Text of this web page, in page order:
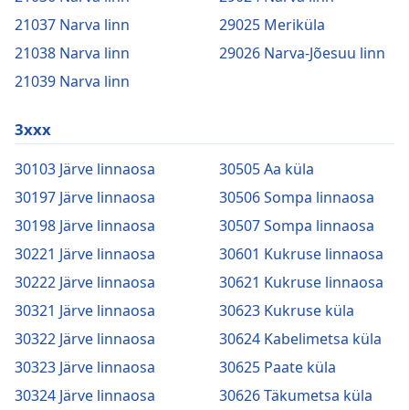
21037 Narva linn
21038 Narva linn
21039 Narva linn
29025 Meriküla
29026 Narva-Jõesuu linn
3xxx
30103 Järve linnaosa
30197 Järve linnaosa
30198 Järve linnaosa
30221 Järve linnaosa
30222 Järve linnaosa
30321 Järve linnaosa
30322 Järve linnaosa
30323 Järve linnaosa
30324 Järve linnaosa
30505 Aa küla
30506 Sompa linnaosa
30507 Sompa linnaosa
30601 Kukruse linnaosa
30621 Kukruse linnaosa
30623 Kukruse küla
30624 Kabelimetsa küla
30625 Paate küla
30626 Täkumetsa küla